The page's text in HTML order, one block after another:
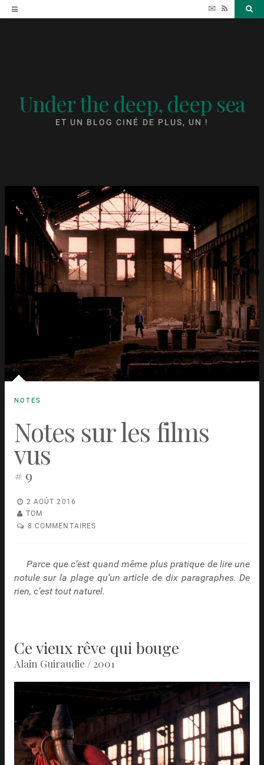
Accéder
au
✉ RSS
Under the deep, deep sea
ET UN BLOG CINÉ DE PLUS, UN !
NOTES
Notes sur les films
vus
# 9
2 AOÛT 2016
TOM
8 COMMENTAIRES
Parce que c’est quand même plus pratique de lire une
notule sur la plage qu’un article de dix paragraphes. De
rien, c’est tout naturel.
Ce vieux rêve qui bouge
Alain Guiraudie / 2001